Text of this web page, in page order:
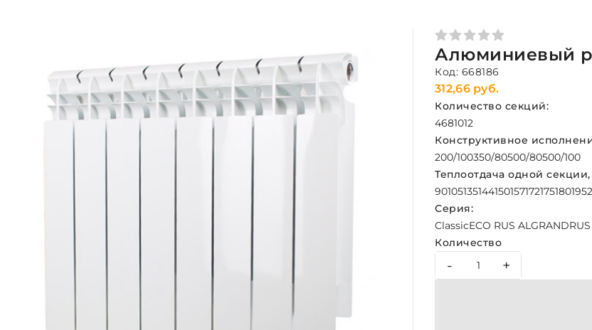
Алюминиевый
Код: 668186
312,66 руб.
Количество секций:
4681012
Конструктивное
200/100350/80500/80500/100
Теплоотдача одной секции,
90105135144150157172175180195
Серия:
ClassicECO RUS ALGRAND
Количество
- +